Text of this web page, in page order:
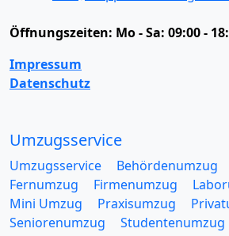
Öffnungszeiten: Mo - Sa: 09:00 -
Impressum
Datenschutz
Umzugsservice
Umzugsservice Behördenumzug
Fernumzug
Firmenumzug
Mini Umzug
Praxisumzug
Seniorenumzug
Studentenumzug